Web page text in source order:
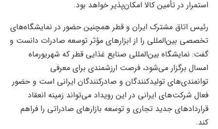
استمرار در تأمین کالا امکان‌پذیر خواهد بود.
رئیس اتاق مشترک ایران و قطر همچنین حضور در نمایشگاه‌های
تخصصی بین‌المللی را از ابزارهای مؤثر توسعه صادرات دانست و
گفت: نمایشگاه بین‌المللی صنایع غذایی قطر که شهریورماه
امسال برگزار می‌شود، فرصت ارزشمندی برای معرفی
توانمندی‌های تولیدکنندگان و صادرکنندگان ایرانی است و حضور
فعال شرکت‌های ایرانی در این رویداد می‌تواند زمینه انعقاد
قراردادهای جدید تجاری و توسعه بازارهای صادراتی را فراهم
کند.